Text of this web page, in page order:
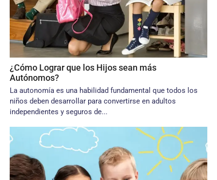
¿Cómo Lograr que los Hijos sean más
Autónomos?
La autonomía es una habilidad fundamental que todos los
niños deben desarrollar para convertirse en adultos
independientes y seguros de...